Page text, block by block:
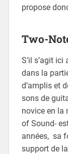
propose
Two-
S’il s’agit
dans la
d’amplis et
sons de
novice en la
of Sound-
années, sa
support de